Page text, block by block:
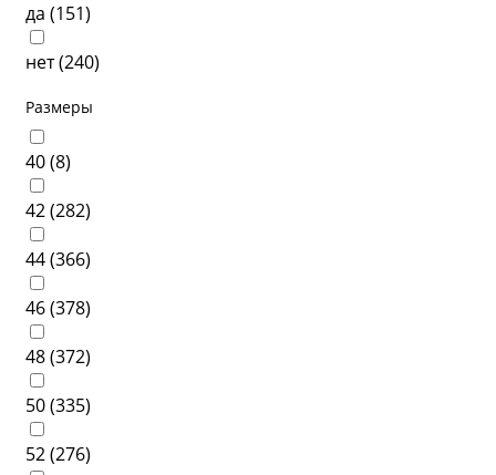
да (151)
нет (240)
Размеры
40 (8)
42 (282)
44 (366)
46 (378)
48 (372)
50 (335)
52 (276)